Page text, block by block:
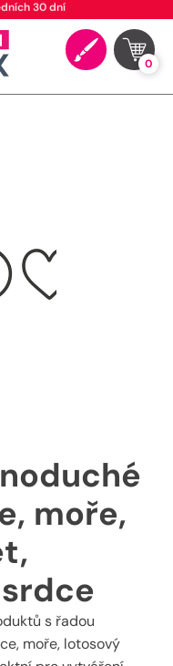
30 dní
0
moře,
s řadou
moře, lotosový